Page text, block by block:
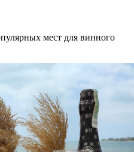
мест для винного